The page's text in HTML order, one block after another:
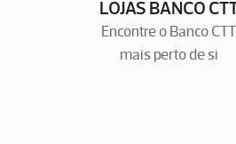
LOJAS BANCO
Encontre o Banco CTT
mais perto de si